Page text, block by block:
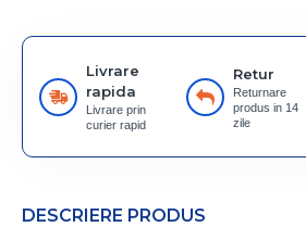
Livrare
rapida
Livrare prin
curier rapid
Retur
Returnare
produs in 14
zile
DESCRIERE PRODUS